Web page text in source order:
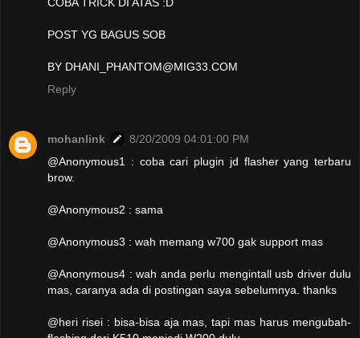
COBA TRICK DI ATAS :D
POST YG BAGUS SOB
BY DHANI_PHANTOM@MIG33.COM
Reply
mohanlink
8/20/2009 04:01:00 PM
@Anonymous1 : coba cari plugin jd flasher yang terbaru
brow.
@Anonymous2 : sama
@Anonymous3 : wah memang w700 gak support mas
@Anonymous4 : wah anda perlu mengintall usb driver dulu
mas, caranya ada di postingan saya sebelumnya. thanks
@heri risei : bisa-bisa aja mas, tapi mas harus mengubah-